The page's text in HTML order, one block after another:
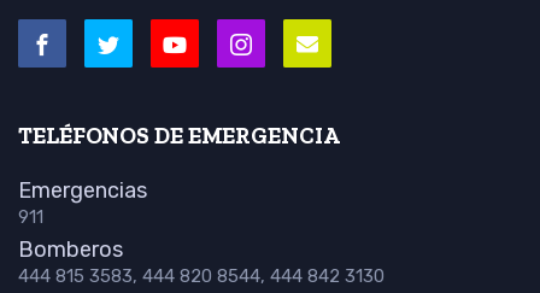
TELÉFONOS DE EMERGENCIA
Emergencias
911
Bomberos
444 815 3583, 444 820 8544, 444 842 3130